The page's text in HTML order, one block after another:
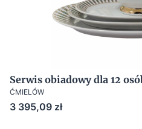
Serwis obiadowy dla 12
ĆMIELÓW
Cena
3 395,09 zł